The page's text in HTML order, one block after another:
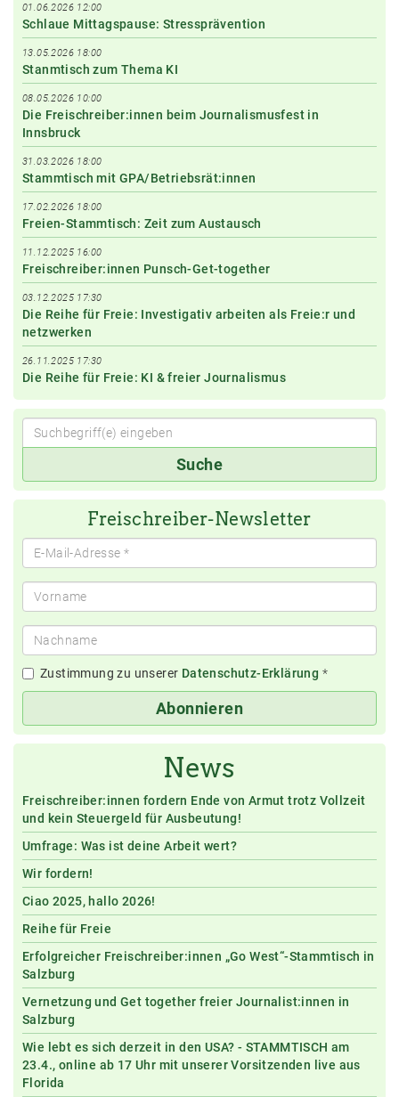
01.06.2026 12:00
Schlaue Mittagspause: Stressprävention
13.05.2026 18:00
Stanmtisch zum Thema KI
08.05.2026 10:00
Die Freischreiber:innen beim Journalismusfest in
Innsbruck
31.03.2026 18:00
Stammtisch mit GPA/Betriebsrät:innen
17.02.2026 18:00
Freien-Stammtisch: Zeit zum Austausch
11.12.2025 16:00
Freischreiber:innen Punsch-Get-together
03.12.2025 17:30
Die Reihe für Freie: Investigativ arbeiten als Freie:r und
netzwerken
26.11.2025 17:30
Die Reihe für Freie: KI & freier Journalismus
Suche
Freischreiber-Newsletter
Zustimmung zu unserer Datenschutz-Erklärung *
Abonnieren
News
Freischreiber:innen fordern Ende von Armut trotz Vollzeit
und kein Steuergeld für Ausbeutung!
Umfrage: Was ist deine Arbeit wert?
Wir fordern!
Ciao 2025, hallo 2026!
Reihe für Freie
Erfolgreicher Freischreiber:innen „Go West“-Stammtisch in
Salzburg
Vernetzung und Get together freier Journalist:innen in
Salzburg
Wie lebt es sich derzeit in den USA? - STAMMTISCH am
23.4., online ab 17 Uhr mit unserer Vorsitzenden live aus
Florida